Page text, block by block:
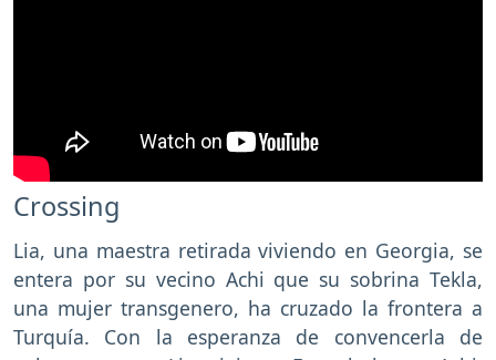
Crossing
Lia, una maestra retirada viviendo en Georgia, se
entera por su vecino Achi que su sobrina Tekla,
una mujer transgenero, ha cruzado la frontera a
Turquía. Con la esperanza de convencerla de